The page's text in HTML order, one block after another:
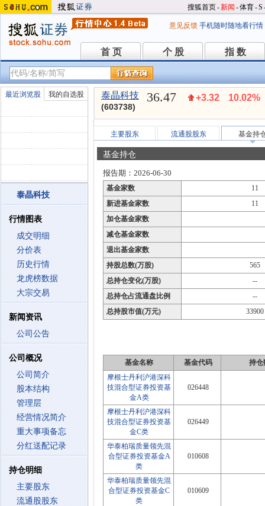
搜狐首页-新闻 -体育-S
意见反馈 手机随时随地看行情
首 页
首 页 个 股
个 股 指 数
指 数
最近浏览股 我的自选股
泰晶科技
行情图表
成交明细
分价表
历史行情
龙虎榜数据
大宗交易
新闻资讯
公司公告
公司概况
公司简介
股本结构
管理层
经营情况简介
重大事项备忘
分红送配记录
持仓明细
主要股东
流通股股东
泰晶科技
(603738)
36.47 +3.32 10.02%
主要股东 流通股股东 基金持
基金持仓
报告期：2026-06-30
基金家数
11
新进基金家数
11
加仓基金家数
减仓基金家数
退出基金家数
持股总数(万股)
565
总持仓变化(万股)
--
总持仓占流通盘比例
--
总持股市值(万元)
33900
基金名称 基金代码
持仓
摩根士丹利沪港深科
技混合型证券投资基
金A类
026448
摩根士丹利沪港深科
技混合型证券投资基
金C类
026449
华泰柏瑞质量领先混
合型证券投资基金A
类
010608
华泰柏瑞质量领先混
合型证券投资基金C
类
010609